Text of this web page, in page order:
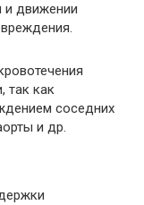
и движении
так как
соседних
и др.